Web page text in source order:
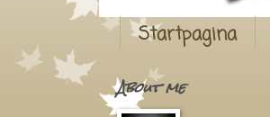
Startpagina
About me